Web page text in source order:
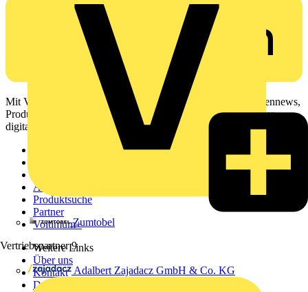
Zumtobel
Vertriebspartner 9
Adalbert Zajadacz GmbH & Co. KG
Mit Voltimum erhalten Elektrofachkräfte Zugang zu Branchennews,
Produktinformationen, Schulungen und Tools – alles auf einer
digitalen Plattform und Community.
Akademie
Produktsuche
Partner
Voltimum+
Weitere Links
Über uns
Kontakt
Downloadbereich (PDFs)